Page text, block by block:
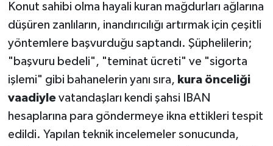
Konut sahibi olma hayali kuran mağdurları ağlarına
düşüren zanlıların, inandırıcılığı artırmak için çeşitli
yöntemlere başvurduğu saptandı. Şüphelilerin;
"başvuru bedeli", "teminat ücreti" ve "sigorta
işlemi" gibi bahanelerin yanı sıra, kura önceliği
vaadiylevatandaşları kendi şahsi IBAN
hesaplarına para göndermeye ikna ettikleri tespit
edildi. Yapılan teknik incelemeler sonucunda,